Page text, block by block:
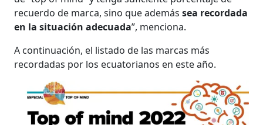
recuerdo de marca, sino que ademássea recordada
en la situación adecuada”, menciona.
A continuación, el listado de las marcas más
recordadas por los ecuatorianos en este año.